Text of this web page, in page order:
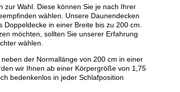
zur Wahl. Diese können Sie je nach Ihrer
wählen. Unsere Daunendecken
in einer Breite bis zu 200 cm.
möchten, sollten Sie unserer Erfahrung
wählen.
der Normallänge von 200 cm in einer
wir Ihnen ab einer Körpergröße von 1,75
bedenkenlos in jeder Schlafposition